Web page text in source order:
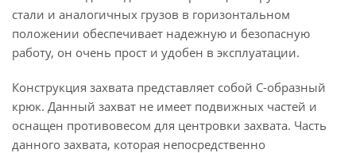
стали и аналогичных грузов в горизонтальном
положении обеспечивает надежную и безопасную
работу, он очень прост и удобен в эксплуатации.
Конструкция захвата представляет собой С-образный
крюк. Данный захват не имеет подвижных частей и
оснащен противовесом для центровки захвата. Часть
данного захвата, которая непосредственно